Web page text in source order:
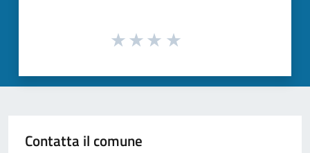
Contatta il comune